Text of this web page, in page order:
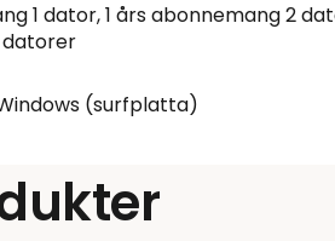
1 dator, 1 års abonnemang 2
datorer
(surfplatta)